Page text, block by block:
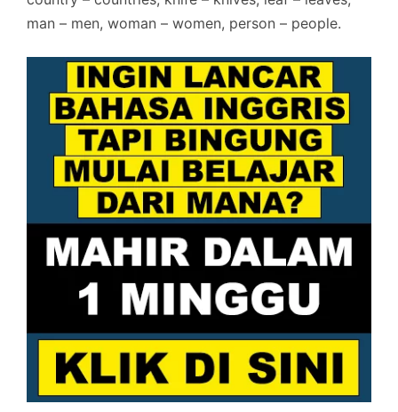
man – men, woman – women, person – people.